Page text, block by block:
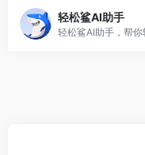
轻松鲨AI助手